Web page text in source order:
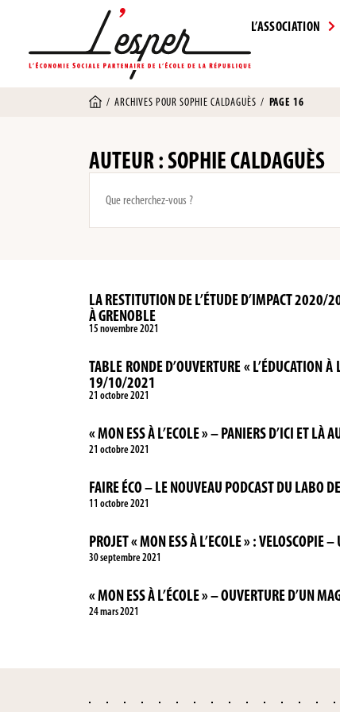
L’ASSOCIATION
/ARCHIVES POUR SOPHIE CALDAGUÈS / PAGE 16
AUTEUR :SOPHIE CALDAGUÈS
LA RESTITUTION DE L’ÉTUDE D’IMPACT 2020/
À GRENOBLE
15 novembre 2021
TABLE RONDE D’OUVERTURE « L’ÉDUCATION
19/10/2021
21 octobre 2021
« MON ESS À L’ECOLE » – PANIERS D’ICI ET LÀ
21 octobre 2021
FAIRE ÉCO – LE NOUVEAU PODCAST DU LABO
11 octobre 2021
PROJET « MON ESS À L’ECOLE » : VELOSCOPIE
30 septembre 2021
« MON ESS À L’ÉCOLE » – OUVERTURE D’UN
24 mars 2021